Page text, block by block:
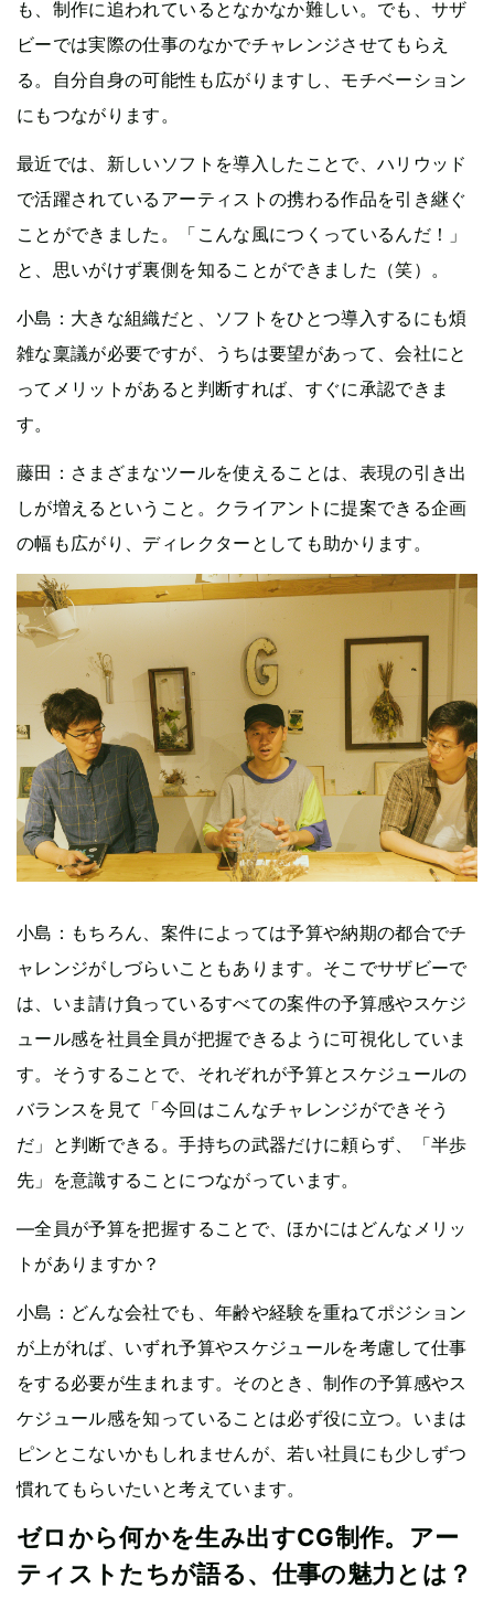
も、制作に追われているとなかなか難しい。でも、サザ
ビーでは実際の仕事のなかでチャレンジさせてもらえ
る。自分自身の可能性も広がりますし、モチベーション
にもつながります。
最近では、新しいソフトを導入したことで、ハリウッド
で活躍されているアーティストの携わる作品を引き継ぐ
ことができました。「こんな風につくっているんだ！」
と、思いがけず裏側を知ることができました（笑）。
小島：大きな組織だと、ソフトをひとつ導入するにも煩
雑な稟議が必要ですが、うちは要望があって、会社にと
ってメリットがあると判断すれば、すぐに承認できま
す。
藤田：さまざまなツールを使えることは、表現の引き出
しが増えるということ。クライアントに提案できる企画
の幅も広がり、ディレクターとしても助かります。
小島：もちろん、案件によっては予算や納期の都合でチ
ャレンジがしづらいこともあります。そこでサザビーで
は、いま請け負っているすべての案件の予算感やスケジ
ュール感を社員全員が把握できるように可視化していま
す。そうすることで、それぞれが予算とスケジュールの
バランスを見て「今回はこんなチャレンジができそう
だ」と判断できる。手持ちの武器だけに頼らず、「半歩
先」を意識することにつながっています。
—全員が予算を把握することで、ほかにはどんなメリッ
トがありますか？
小島：どんな会社でも、年齢や経験を重ねてポジション
が上がれば、いずれ予算やスケジュールを考慮して仕事
をする必要が生まれます。そのとき、制作の予算感やス
ケジュール感を知っていることは必ず役に立つ。いまは
ピンとこないかもしれませんが、若い社員にも少しずつ
慣れてもらいたいと考えています。
ゼロから何かを生み出すCG制作。アー
ティストたちが語る、仕事の魅力とは？